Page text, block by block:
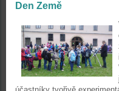
Den Země